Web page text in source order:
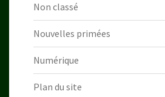
Non classé
Nouvelles primées
Numérique
Plan du site